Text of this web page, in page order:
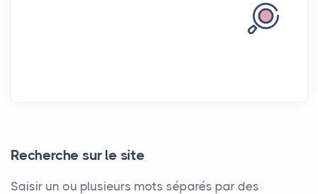
Recherche sur le site
Saisir un ou plusieurs mots séparés par des